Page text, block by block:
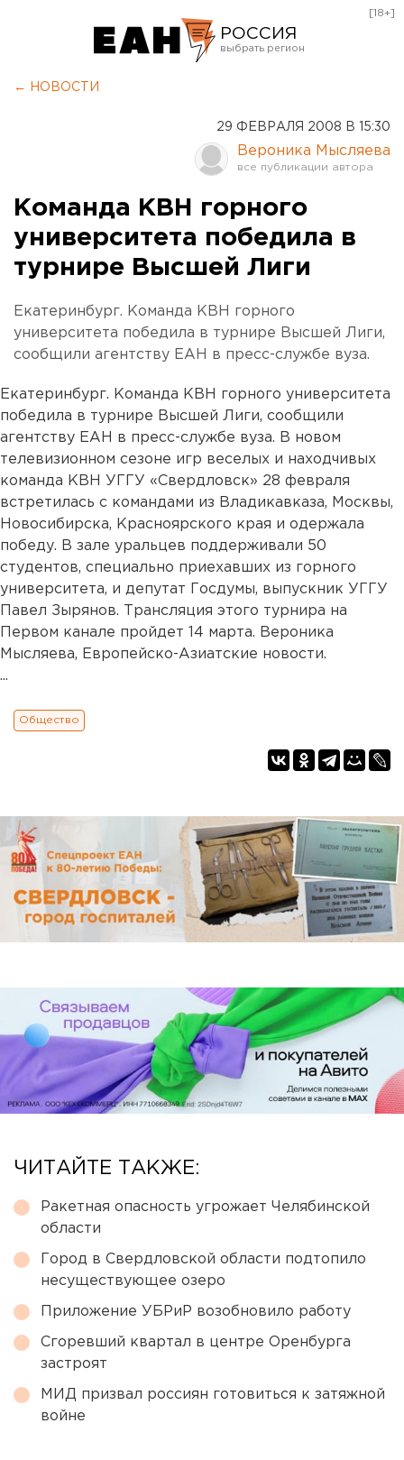
РОССИЯ
Оренбург
[18+]
← НОВОСТИ
29 ФЕВРАЛЯ 2008 В 15:30
Вероника Мысляева
Команда КВН горного
университета победила в
турнире Высшей Лиги
Екатеринбург. Команда КВН горного
университета победила в турнире Высшей Лиги,
сообщили агентству ЕАН в пресс-службе вуза.
Екатеринбург. Команда КВН горного университета
победила в турнире Высшей Лиги, сообщили
агентству ЕАН в пресс-службе вуза. В новом
телевизионном сезоне игр веселых и находчивых
команда КВН УГГУ «Свердловск» 28 февраля
встретилась с командами из Владикавказа, Москвы,
Новосибирска, Красноярского края и одержала
победу. В зале уральцев поддерживали 50
студентов, специально приехавших из горного
университета, и депутат Госдумы, выпускник УГГУ
Павел Зырянов. Трансляция этого турнира на
Первом канале пройдет 14 марта. Вероника
Мысляева, Европейско-Азиатские новости.
...
Общество
ЧИТАЙТЕ ТАКЖЕ:
Ракетная опасность угрожает Челябинской
области
Город в Свердловской области подтопило
несуществующее озеро
Приложение УБРиР возобновило работу
Сгоревший квартал в центре Оренбурга
застроят
МИД призвал россиян готовиться к затяжной
войне